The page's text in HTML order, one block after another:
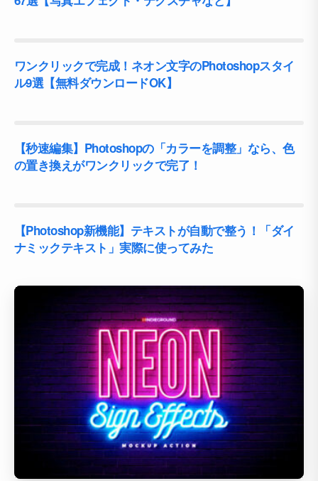
ワンクリックで完成！ネオン文字のPhotoshopスタイ
ル9選【無料ダウンロードOK】
【秒速編集】Photoshopの「カラーを調整」なら、色
の置き換えがワンクリックで完了！
【Photoshop新機能】テキストが自動で整う！「ダイ
ナミックテキスト」実際に使ってみた